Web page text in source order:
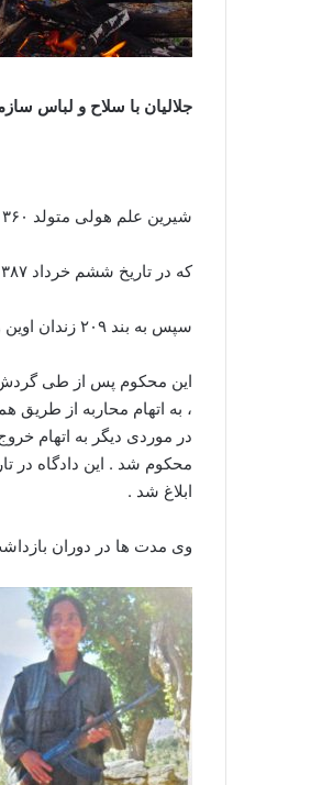
جلالیان با سلاح و لباس
شیرین علم هولی متولد ۱۳۶۰و اهل روستای دیم قشلاق از توابع ماکو در استان آذربایجان غربی بود .
که در تاریخ ششم خرداد ۱۳۸۷ توسط ظابطان دادگستری در تهران بازداشت و مدتی را در بازداشتگاه موقت گذراند .
سپس به بند ۲۰۹ زندان اوین و پس از پنجم ماه ، به بند عمومی نسوان منتقل شد .
ابلاغ شد .
وی مدت ها در دوران